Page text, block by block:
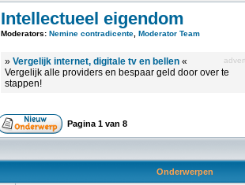
Intellectueel eigendom
Moderators: Nemine contradicente Moderator Team
» Vergelijk internet, digitale tv en bellen «
Vergelijk alle providers en bespaar geld door over te
stappen!
Pagina 1 van 8
Onderwerpen